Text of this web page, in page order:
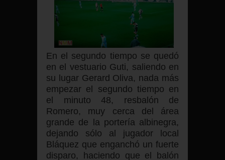
En el segundo tiempo se quedó
en el vestuario Guti, saliendo en
su lugar Gerard Oliva, nada más
empezar el segundo tiempo en
el minuto 48, resbalón de
Romero, muy cerca del área
grande de la portería albinegra,
dejando sólo al jugador local
Bláquez que enganchó un fuerte
disparo, haciendo que el balón